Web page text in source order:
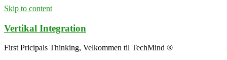
Skip to content
Vertikal Integration
First Pricipals Thinking, Velkommen til TechMind ®